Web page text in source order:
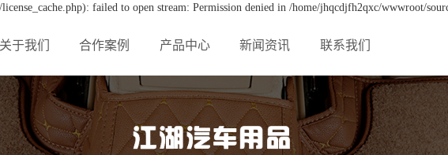
failed to open stream: Permission denied in /home/jhqcdjfh2qxc/wwwroot/
关于我们 合作案例 产品中心 新闻资讯 联系我们